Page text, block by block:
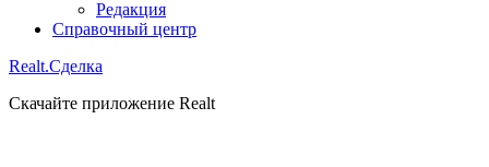
Редакция
Справочный центр
Realt.Сделка
Скачайте приложение Realt